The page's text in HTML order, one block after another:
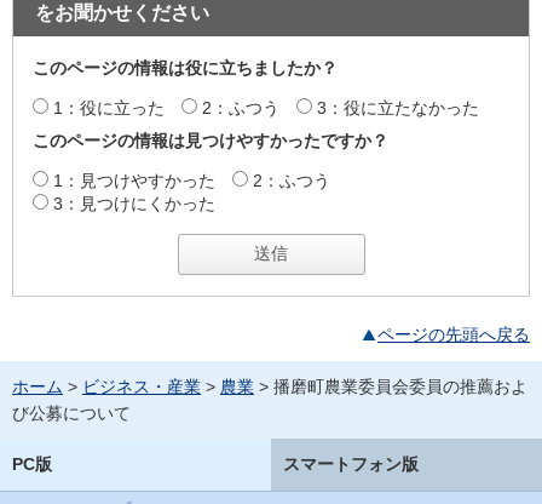
をお聞かせください
このページの情報は役に立ちましたか？
1：役に立った 2：ふつう
3：役に立たなかった
このページの情報は見つけやすかったですか？
1：見つけやすかった
2：ふつう
3：見つけにくかった
ページの先頭へ戻る
ホーム > ビジネス・産業 > 農業 > 播磨町農業委員会委員の推薦およ
び公募について
PC版 スマートフォン版